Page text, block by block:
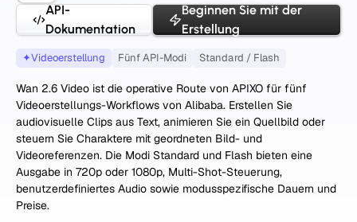
API-
Dokumentation
Beginnen Sie mit der
Erstellung
✦Videoerstellung Fünf API-Modi Standard / Flash
Wan 2.6 Video ist die operative Route von APIXO für fünf
Videoerstellungs-Workflows von Alibaba. Erstellen Sie
audiovisuelle Clips aus Text, animieren Sie ein Quellbild oder
steuern Sie Charaktere mit geordneten Bild- und
Videoreferenzen. Die Modi Standard und Flash bieten eine
Ausgabe in 720p oder 1080p, Multi-Shot-Steuerung,
benutzerdefiniertes Audio sowie modusspezifische Dauern und
Preise.